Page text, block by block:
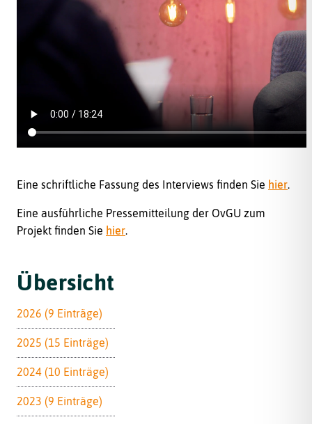
Eine schriftliche Fassung des Interviews finden Sie hier
Eine ausführliche Pressemitteilung der OvGU zum
Projekt finden Sie hier
Übersicht
2026 (9 Einträge)
2025 (15 Einträge)
2024 (10 Einträge)
2023 (9 Einträge)